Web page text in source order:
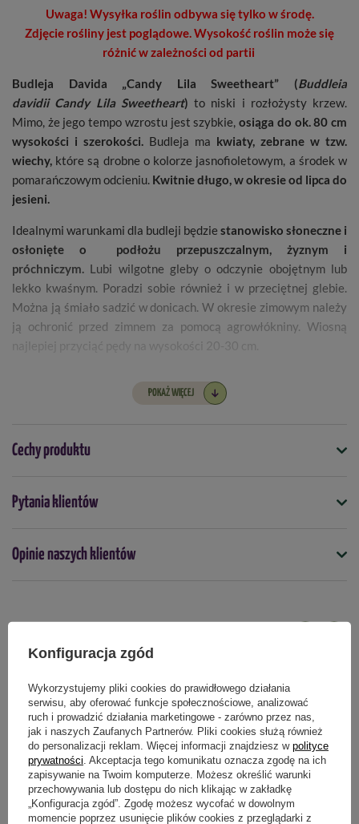
Uwaga! Wysyłka roślin odbywa się tylko w środę.
Zdjęcie rośliny jest poglądowe. Wysokość roślin może się
różnić w zależności od partii
Budleja Davida „Candy Lila Sweetheart” (Buddleia
davidii Candy Lila Sweetheart) to niski i rozłożysty krzew.
Mimo, że jego tempo wzrostu jest szybkie, osiąga do ok. 80 cm
wysokości i szerokości. Budleja ma kwiaty, zebrane w tzw.
wiechy, które są drobne o kolorze jasnofioletowym, a środek w
pomarańczowym odcieniu. Kwitnie długo, w okresie od lipca do
jesieni.
Idealnymi warunkami dla budleji będzie stanowisko słoneczne i
osłonięte o podłożu przepuszczalnym, żyznym i
próchniczym. Lubi wilgotne gleby o odczynie obojętnym lub
lekko kwaśnym. Poradzi sobie również i w przeciętnej glebie.
Można ją śmiało sadzić w donicach. W okresie zimowym należy
ją ochronić przed zimnem za pomocą agrowłókniny. Wiosną
najlepiej przyciąć pędy na wysokości 20-30 cm.
małym czy przydomowym. Można ją trzymać na balkonach i
może się różnić w zależności od partii.
przyjść w innym terminie niż pozostałe zamówione
POKAŻ WIĘCEJ
Cechy produktu
Symbol
5903772174786
80
tak
Stanowisko
słoneczne
Termin sadzenia
wiosna jesień marzec kwiecień maj wrzesień październik
Zastosowanie
rabaty kwiatowe
balkony tarasy
Pytania klientów
Opinie naszych klientów
Konfiguracja zgód
Wykorzystujemy pliki cookies do prawidłowego działania
serwisu, aby oferować funkcje społecznościowe, analizować
ruch i prowadzić działania marketingowe - zarówno przez nas,
jak i naszych Zaufanych Partnerów. Pliki cookies służą również
do personalizacji reklam. Więcej informacji znajdziesz w polityce
prywatności . Akceptacja tego komunikatu oznacza zgodę na ich
zapisywanie na Twoim komputerze. Możesz określić warunki
przechowywania lub dostępu do nich klikając w zakładkę
„Konfiguracja zgód”. Zgodę możesz wycofać w dowolnym
momencie poprzez usunięcie plików cookies z przeglądarki z